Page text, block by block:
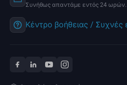
Συνήθως απαντάμε εντός 24 ωρών.
Κέντρο βοήθειας / Συχνές